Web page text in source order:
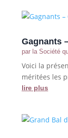
Gagnants
par la Société
Voici la
méritées les
lire plus